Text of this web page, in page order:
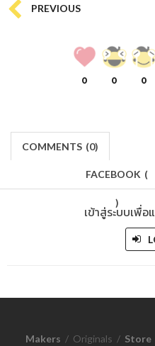
PREVIOUS
0 0 0
COMMENTS (0)
FACEBOOK (
)
เข้าสู่ระบบเพื่
Makers / Originals / Store